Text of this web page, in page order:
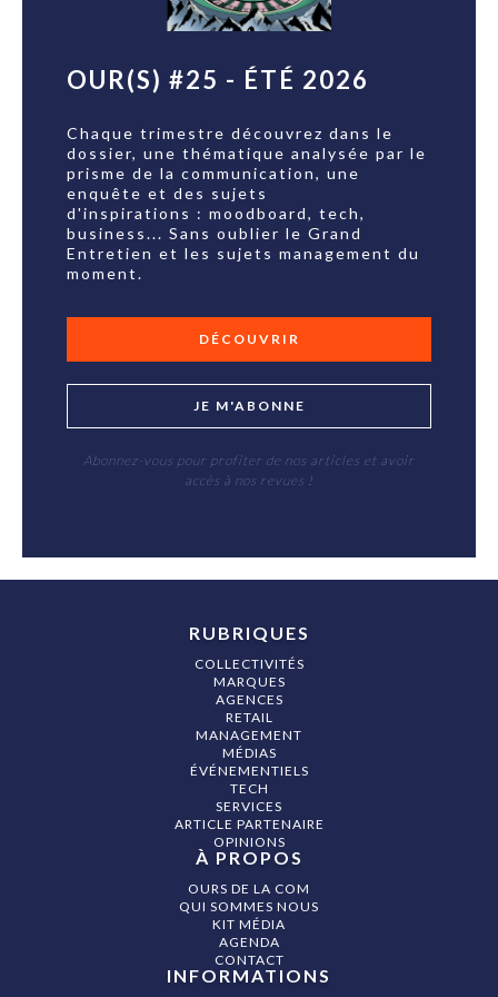
OUR(S) #25 - ÉTÉ 2026
Chaque trimestre découvrez dans le
dossier, une thématique analysée par le
prisme de la communication, une
enquête et des sujets
d'inspirations : moodboard, tech,
business... Sans oublier le Grand
Entretien et les sujets management du
moment.
DÉCOUVRIR
JE M'ABONNE
Abonnez-vous pour profiter de nos articles et avoir
accès à nos revues !
RUBRIQUES
COLLECTIVITÉS
MARQUES
AGENCES
RETAIL
MANAGEMENT
MÉDIAS
ÉVÉNEMENTIELS
TECH
SERVICES
ARTICLE PARTENAIRE
OPINIONS
À PROPOS
OURS DE LA COM
QUI SOMMES NOUS
KIT MÉDIA
AGENDA
CONTACT
INFORMATIONS